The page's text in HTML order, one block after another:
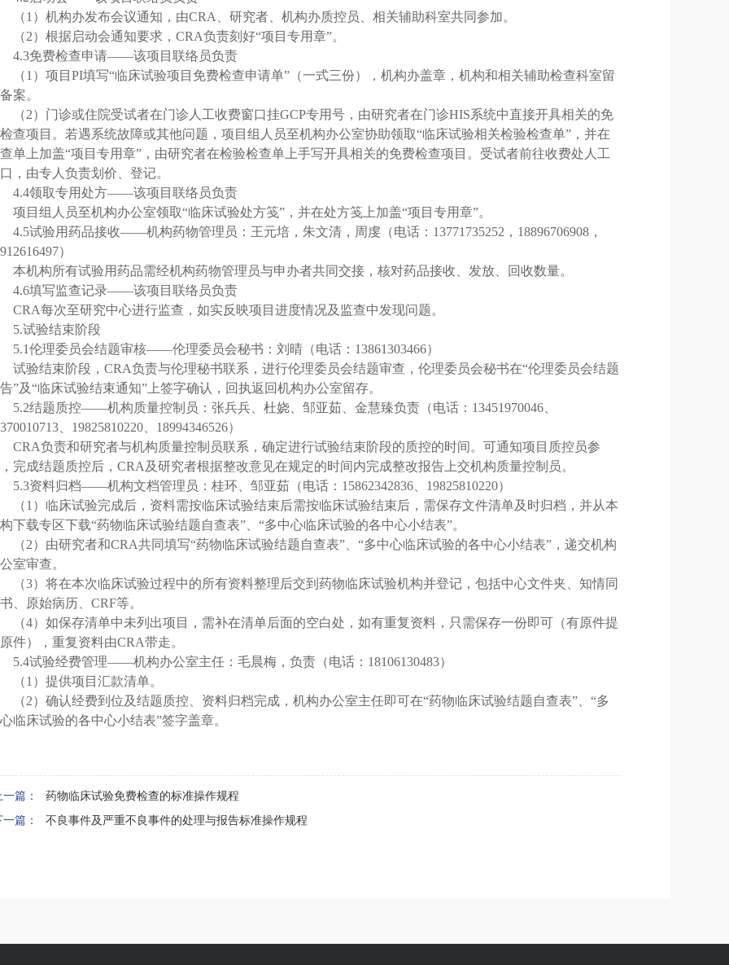
（1 ）机构办发布会议通知，由CRA
、研究者、机构办质控员、相关辅助科室共同参加。
（2）根据启动会通知要求， CRA负责刻好“项目专用章”。
4.3免费检查申请——该项目联络员负责
（1 ）项目 PI填写“临床试验项目免费检查申请单”（一式三份），机构办盖章，机构和相关辅助检查科室留
案。
（2）门诊或住院受试者在门诊人工收费窗口挂GCP专用号，由研究者在门诊HIS系统中直接开具相关的免
查项目。 若遇系统故障或其他问题，项目组人员至机构办公室协助领取“临床试验相关检验检查单”，并在
单上加盖“项目专用章”，由研究者在检验检查单上手写开具相关的免费检查项目。受试者前往收费处人工
，由专人负责划价、登记。
4.4领取专用处方——该项目联络员负责
项目组人员至机构办公室领取“临床试验处方笺”，并在处方笺上加盖“项目专用章”。
4.5试验用药品接收——机构药物管理员：王元培，朱文清，周虔（电话： 13771735252，18896706908，
）
本机构所有试验用药品需经机构药物管理员与申办者共同交接，核对药品接收、发放、回收数量。
4.6填写监查记录——该项目联络员负责
CRA每次至研究中心进行监查，如实反映项目进度情况及监查中发现问题。
5.试验结束阶段
5.1伦理委员会结题审核——伦理委员会秘书：刘晴（电话： 13861303466）
试验结束阶段， CRA负责与伦理秘书联系，进行伦理委员会结题审查，伦理委员会秘书在“伦理委员会结题
”及“临床试验结束通知”上签字确认，回执返回机构办公室留存。
5.2结题质控——机构质量控制员：张兵兵、杜娆、邹亚茹、金慧臻负责（电话： 13451970046
19825810220 18994346526）
CRA负责和研究者与机构质量控制员联系，确定进行试验结束阶段的质控的时间。可通知项目质控员参
完成结题质控后， CRA 及研究者根据整改意见在规定的时间内完成整改报告上交机构质量控制员。
5.3资料归档——机构文档管理员：桂环、邹亚茹（电话： 15862342836 19825810220）
（1 ）临床试验完成后，资料需按临床试验结束后需按临床试验结束后，需保存文件清单及时归档，并从本
下载专区下载“药物临床试验结题自查表”、“多中心临床试验的各中心小结表”。
（2）由研究者和CRA共同填写“药物临床试验结题自查表”、“多中心临床试验的各中心小结表”，递交机构
室审查。
（3）将在本次临床试验过程中的所有资料整理后交到药物临床试验机构并登记，包括中心文件夹、知情同
、原始病历、 CRF等。
（4）如保存清单中未列出项目，需补在清单后面的空白处，如有重复资料，只需保存一份即可（有原件提
件），重复资料由CRA带走。
5.4试验经费管理——机构办公室主任：毛晨梅，负责（电话： 18106130483）
（1 ）提供项目汇款清单。
（2）确认经费到位及结题质控、资料归档完成，机构办公室主任即可在“药物临床试验结题自查表”、“多
临床试验的各中心小结表”签字盖章。
一篇：
药物临床试验免费检查的标准操作规程
一篇：
不良事件及严重不良事件的处理与报告标准操作规程